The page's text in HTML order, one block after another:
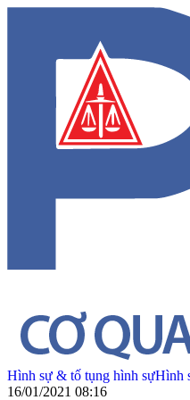
Hình sự & tố tụng hình sựHình
16/01/2021 08:16